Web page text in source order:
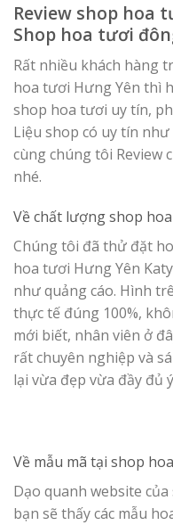
Review shop hoa
Shop hoa tươi
Rất nhiều khách hàng
hoa tươi Hưng Yên thì
shop hoa tươi uy tín,
Liệu shop có uy tín
cùng chúng tôi Review
nhé.
Về chất lượng shop
Chúng tôi đã thử đặt
hoa tươi Hưng Yên
như quảng cáo. Hình
thực tế đúng 100%,
mới biết, nhân viên ở
rất chuyên nghiệp và
lại vừa đẹp vừa đầy đủ
Về mẫu mã tại shop
Dạo quanh website
bạn sẽ thấy các mẫu